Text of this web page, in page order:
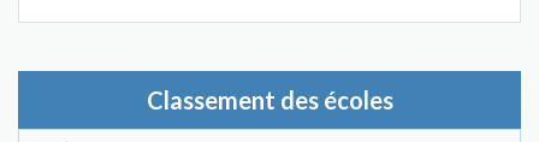
Classement des écoles